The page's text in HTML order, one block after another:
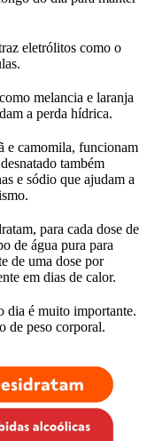
eletrólitos como o
melancia e laranja
a perda hídrica.
e camomila, funcionam
desnatado também
e sódio que ajudam a
para cada dose de
de água pura para
de uma dose por
em dias de calor.
dia é muito importante.
de peso corporal.